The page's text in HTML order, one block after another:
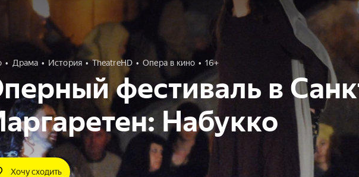
Драма История TheatreHD Опера в кино 16+
фестиваль в
Набукко
Хочу сходить